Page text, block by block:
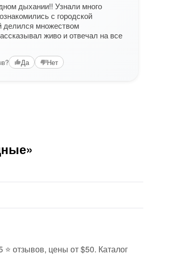
дыхании!! Узнали много
с городской
делился множеством
живо и отвечал на все
Да Нет
отзывов, цены от $50. Каталог